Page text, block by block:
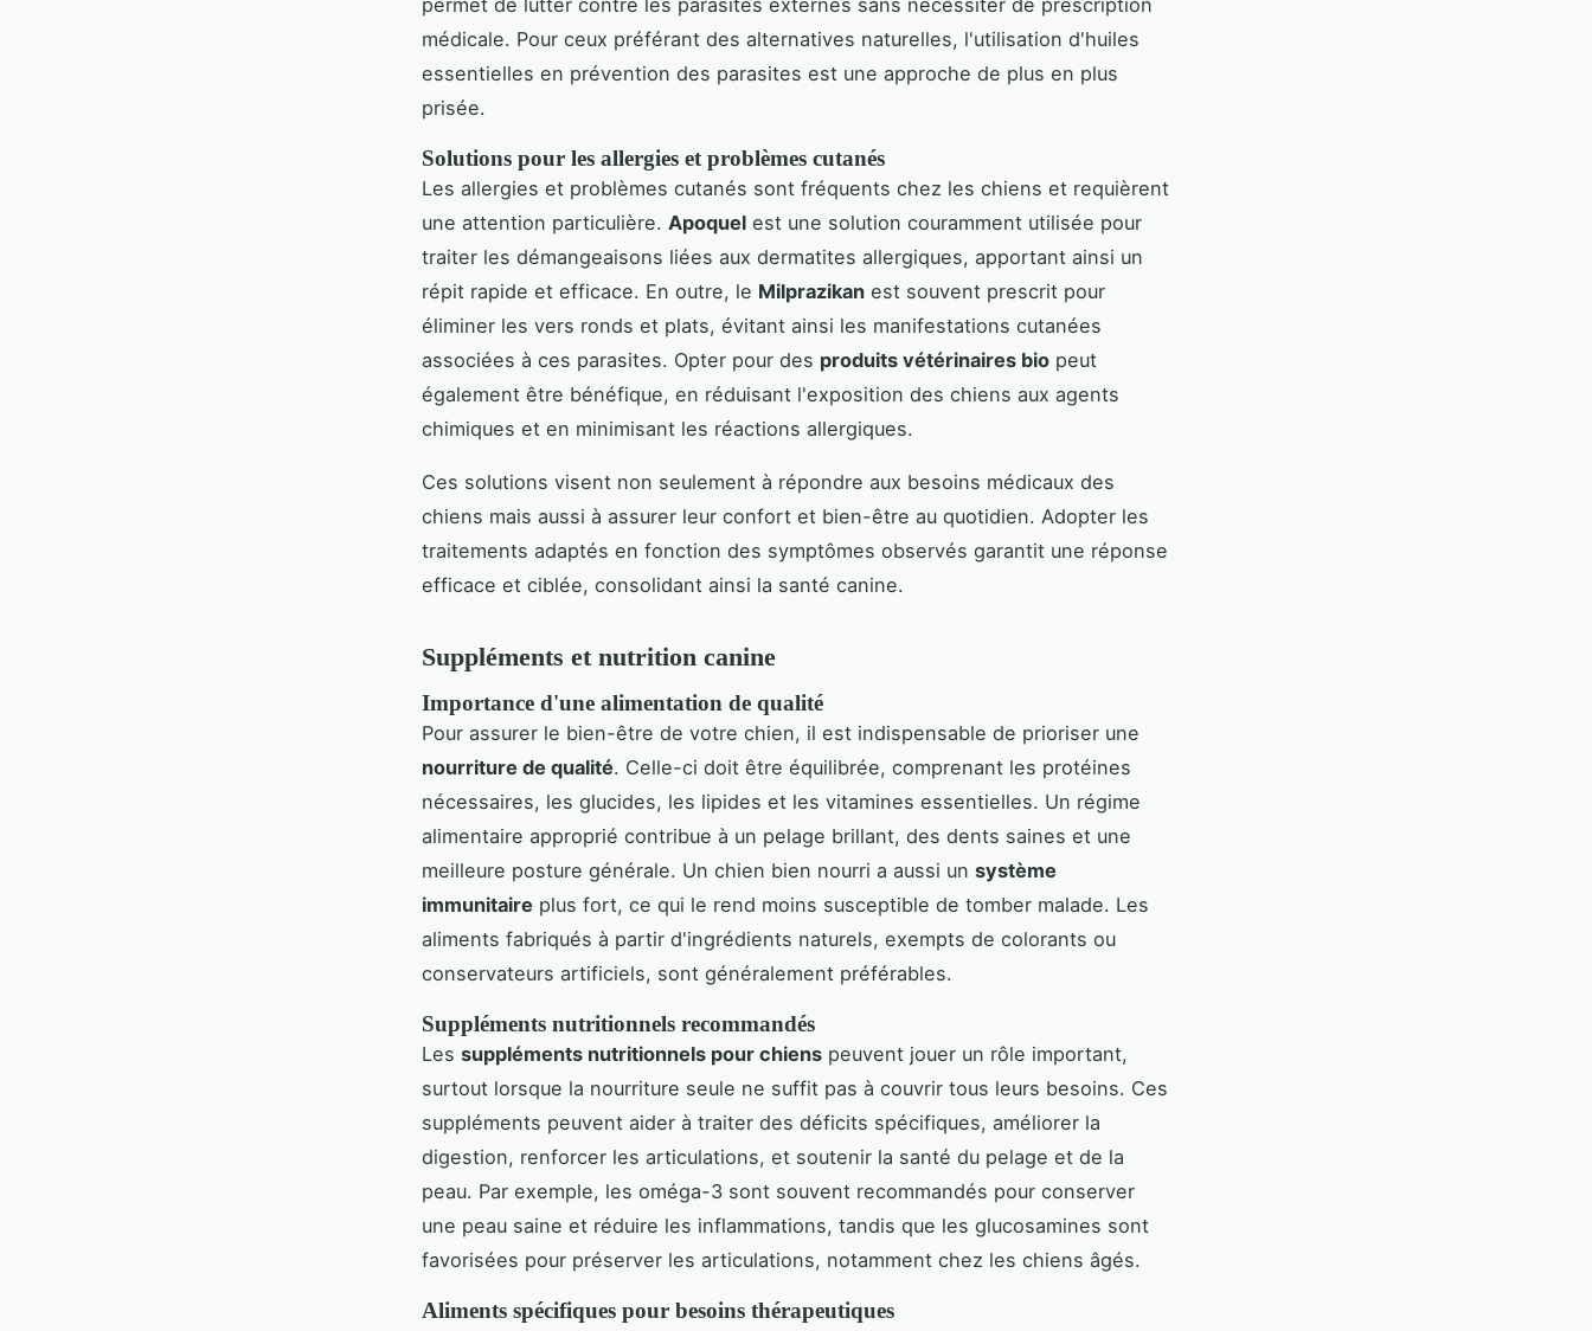
médicale. Pour ceux préférant des alternatives naturelles, l'utilisation d'huiles
essentielles en prévention des parasites est une approche de plus en plus
prisée.
Solutions pour les allergies et problèmes cutanés
Les allergies et problèmes cutanés sont fréquents chez les chiens et requièrent
une attention particulière. Apoquel est une solution couramment utilisée pour
traiter les démangeaisons liées aux dermatites allergiques, apportant ainsi un
répit rapide et efficace. En outre, le Milprazikan est souvent prescrit pour
éliminer les vers ronds et plats, évitant ainsi les manifestations cutanées
associées à ces parasites. Opter pour des produits vétérinaires bio peut
également être bénéfique, en réduisant l'exposition des chiens aux agents
chimiques et en minimisant les réactions allergiques.
Ces solutions visent non seulement à répondre aux besoins médicaux des
chiens mais aussi à assurer leur confort et bien-être au quotidien. Adopter les
traitements adaptés en fonction des symptômes observés garantit une réponse
efficace et ciblée, consolidant ainsi la santé canine.
Suppléments et nutrition canine
Importance d'une alimentation de qualité
Pour assurer le bien-être de votre chien, il est indispensable de prioriser une
nourriture de qualité. Celle-ci doit être équilibrée, comprenant les protéines
nécessaires, les glucides, les lipides et les vitamines essentielles. Un régime
alimentaire approprié contribue à un pelage brillant, des dents saines et une
meilleure posture générale. Un chien bien nourri a aussi un système
immunitaire plus fort, ce qui le rend moins susceptible de tomber malade. Les
aliments fabriqués à partir d'ingrédients naturels, exempts de colorants ou
conservateurs artificiels, sont généralement préférables.
Suppléments nutritionnels recommandés
Les suppléments nutritionnels pour chiens peuvent jouer un rôle important,
surtout lorsque la nourriture seule ne suffit pas à couvrir tous leurs besoins. Ces
suppléments peuvent aider à traiter des déficits spécifiques, améliorer la
digestion, renforcer les articulations, et soutenir la santé du pelage et de la
peau. Par exemple, les oméga-3 sont souvent recommandés pour conserver
une peau saine et réduire les inflammations, tandis que les glucosamines sont
favorisées pour préserver les articulations, notamment chez les chiens âgés.
Aliments spécifiques pour besoins thérapeutiques